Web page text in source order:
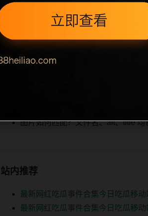
为本栏目的初始建设内容，主要用于补齐
空或正文不足，将进入每日 SEO 检查清单
明星事件后续如何更新？按每日少
图片如何匹配？文件名、alt、title
站内推荐
最新网红吃瓜事件合集今日吃瓜移动
最新网红吃瓜事件合集今日吃瓜移